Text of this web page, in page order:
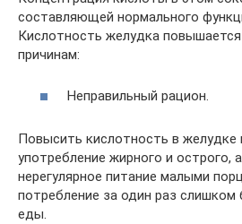
составляющей нормального
Кислотность желудка
причинам:
Неправильный рацион.
Повысить кислотность в
употребление жирного и острого,
нерегулярное питание малыми
потребление за один раз слишком
еды.